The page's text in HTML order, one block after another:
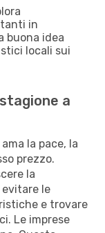
in
buona idea
locali sui
a
la pace, la
prezzo.
la
le
e trovare
Le imprese